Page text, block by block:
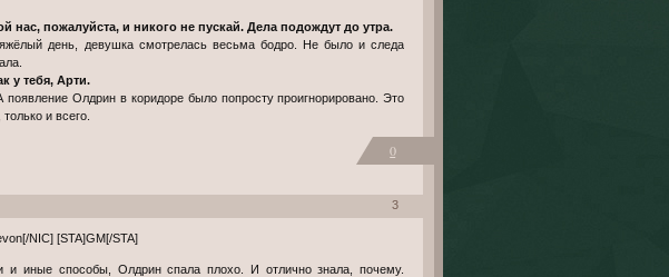
пожалуйста, и никого не пускай. Дела подождут до утра.
день, девушка смотрелась весьма бодро. Не было и следа
у тебя, Арти.
Олдрин в коридоре было попросту проигнорировано. Это
и всего.
0
3
NIC] [STA]GM[/STA]